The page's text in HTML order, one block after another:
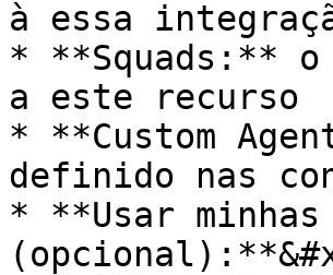
à essa
* **Squads:** o
a este recurso
* **Custom
definido nas
* **Usar minhas